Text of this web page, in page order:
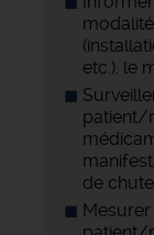
etc.), le
patient/
de